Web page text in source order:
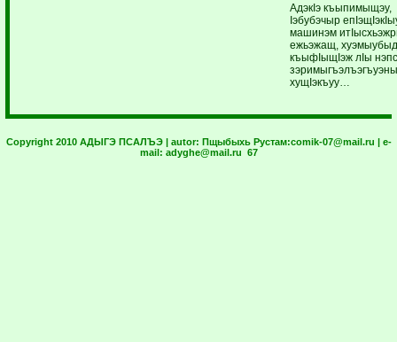
АдэкIэ къыпимыщэу,
Iэбубэчыр
машинэм
ежьэжащ,
къыфIыщIэж лIы
хущIэкъуу…
Copyright 2010 АДЫГЭ ПСАЛЪЭ | autor: Пщыбыхь Рустам:comik-07@mail.ru | e-
mail: adyghe@mail.ru 67